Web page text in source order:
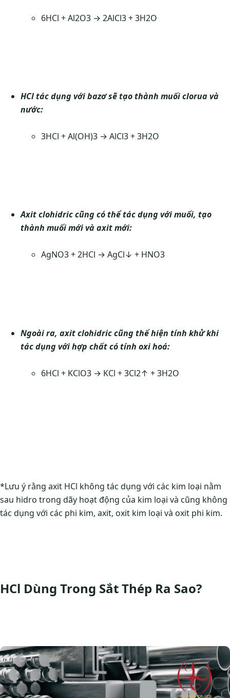
6HCl + Al2O3 → 2AlCl3 + 3H2O
HCl tác dụng với bazơ sẽ tạo thành muối clorua và
nước:
3HCl + Al(OH)3 → AlCl3 + 3H2O
Axit clohidric cũng có thể tác dụng với muối, tạo
thành muối mới và axit mới:
AgNO3 + 2HCl → AgCl↓ + HNO3
Ngoài ra, axit clohidric cũng thể hiện tính khử khi
tác dụng với hợp chất có tính oxi hoá:
6HCl + KClO3 → KCl + 3Cl2↑ + 3H2O
*Lưu ý rằng axit HCl không tác dụng với các kim loại nằm
sau hidro trong dãy hoạt động của kim loại và cũng không
tác dụng với các phi kim, axit, oxit kim loại và oxit phi kim.
HCl Dùng Trong Sắt Thép Ra Sao?